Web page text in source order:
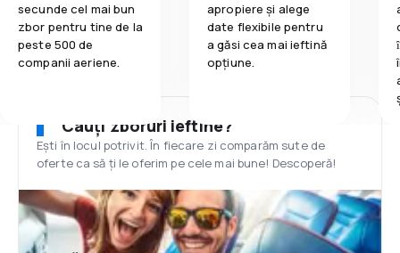
secunde cel mai bun
zbor pentru tine de la
peste 500 de
companii aeriene.
apropiere și alege
date flexibile pentru
a găsi cea mai ieftină
opțiune.
Cauți zboruri ieftine?
Ești în locul potrivit. În fiecare zi comparăm sute de
oferte ca să ți le oferim pe cele mai bune! Descoperă!